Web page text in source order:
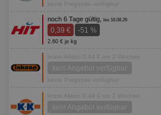
keine Prognose verfügbar
noch 6 Tage gültig, bis 16.08.26
0,39 € -51 %
2,60 € je kg
letzte Aktion 0,44 € vor 2 Wochen
kein Angebot verfügbar
keine Prognose verfügbar
letzte Aktion 0,44 € vor 2 Wochen
kein Angebot verfügbar